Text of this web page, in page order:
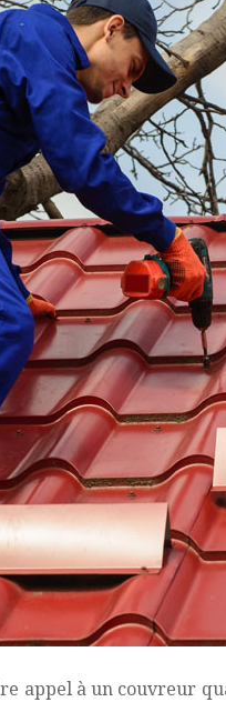
appel à un couvreur